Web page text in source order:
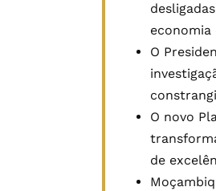
economia
O
O novo
de